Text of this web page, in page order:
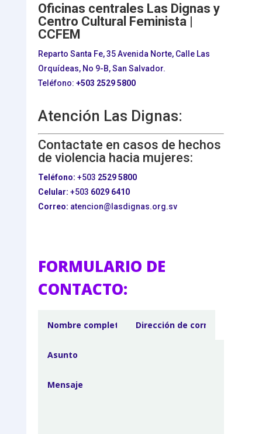
Oficinas centrales Las Dignas y
Centro Cultural Feminista |
CCFEM
Reparto Santa Fe, 35 Avenida Norte, Calle Las
Orquídeas, No 9-B, San Salvador.
Teléfono: +503 2529 5800
Atención Las Dignas:
Contactate en casos de hechos
de violencia hacia mujeres:
Teléfono: +503 2529 5800
Celular: +503 6029 6410
Correo: atencion@lasdignas.org.sv
FORMULARIO DE
CONTACTO: